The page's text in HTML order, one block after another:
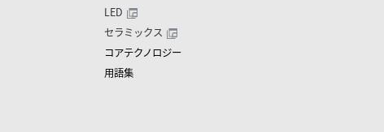
LED
セラミックス
コアテクノロジー
用語集